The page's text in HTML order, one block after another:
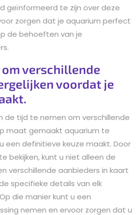
geïnformeerd te zijn over deze
zorgen dat je aquarium perfect
de behoeften van je
verschillende
voordat je
de tijd te nemen om verschillende
maat gemaakt aquarium te
een definitieve keuze maakt. Door
bekijken, kunt u niet alleen de
verschillende aanbieders in kaart
specifieke details van elk
die manier kunt u een
nemen en ervoor zorgen dat u